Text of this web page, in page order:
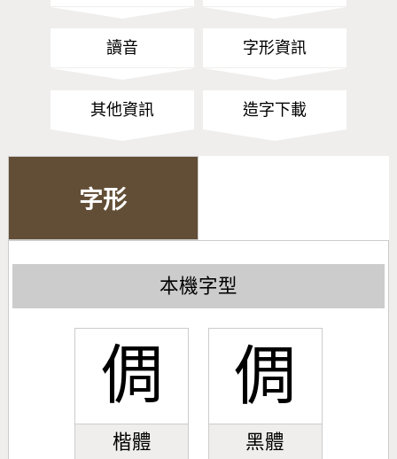
讀音 字形資訊
其他資訊 造字下載
字形
本機字型
倜
楷體
倜
黑體